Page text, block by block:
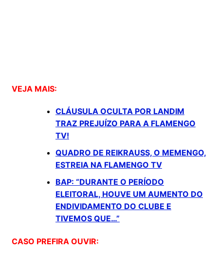
VEJA MAIS:
CLÁUSULA OCULTA POR LANDIM
TRAZ PREJUÍZO PARA A FLAMENGO
TV!
QUADRO DE REIKRAUSS, O MEMENGO,
ESTREIA NA FLAMENGO TV
BAP: “DURANTE O PERÍODO
ELEITORAL, HOUVE UM AUMENTO DO
ENDIVIDAMENTO DO CLUBE E
TIVEMOS QUE…”
CASO PREFIRA OUVIR: